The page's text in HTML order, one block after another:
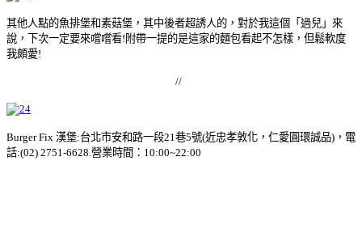
其他人點的魚排堡和素菇堡，其中後者超誘人的，對於我這個「過兒」來
說，下次一定要來嚐嚐看!附帶一提的是這家的麵包看起不怎樣，但鬆軟度
我頗愛!
//
Burger Fix 漢堡:台北市安和路一段21巷5號(近忠孝敦化，仁愛圓環誠品)，電
話:(02) 2751-6628.營業時間：10:00~22:00